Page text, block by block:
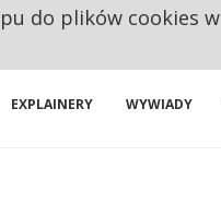
EXPLAINERY WYWIADY
do plików cookies w